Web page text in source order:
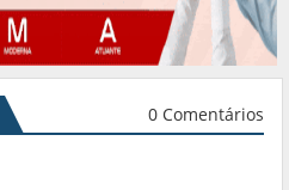
0 Comentários